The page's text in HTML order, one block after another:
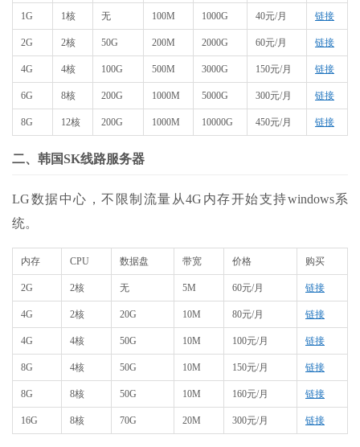
1G 1核 无 100M 1000G 40元/月 链接
2G 2核 50G 200M 2000G 60元/月 链接
4G 4核 100G 500M 3000G 150元/月 链接
6G 8核 200G 1000M 5000G 300元/月 链接
8G 12核 200G 1000M 10000G 450元/月 链接
二、韩国SK线路服务器
LG数据中心，不限制流量从4G内存开始支持windows系
统。
内存 CPU 数据盘 带宽 价格 购买
2G 2核 无 5M 60元/月 链接
4G 2核 20G 10M 80元/月 链接
4G 4核 50G 10M 100元/月 链接
8G 4核 50G 10M 150元/月 链接
8G 8核 50G 10M 160元/月 链接
16G 8核 70G 20M 300元/月 链接